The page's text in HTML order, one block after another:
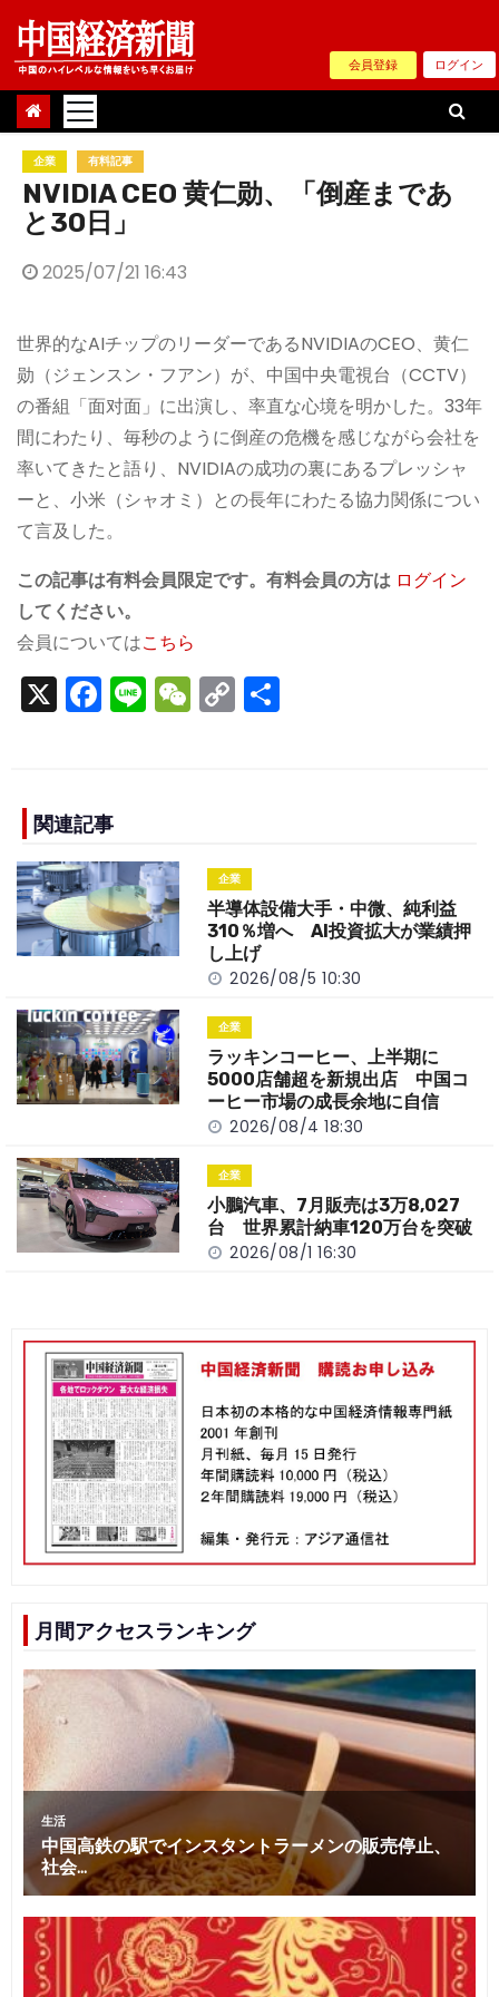
Skip
content
会員登録 ログイン
企業 有料記事
NVIDIA CEO 黄仁勋、「倒産まであ
と30日」
2025/07/21 16:43
世界的なAIチップのリーダーであるNVIDIAのCEO、黄仁
勋（ジェンスン・フアン）が、中国中央電視台（CCTV）
の番組「面对面」に出演し、率直な心境を明かした。33年
間にわたり、毎秒のように倒産の危機を感じながら会社を
率いてきたと語り、NVIDIAの成功の裏にあるプレッシャ
ーと、小米（シャオミ）との長年にわたる協力関係につい
て言及した。
この記事は有料会員限定です。有料会員の方は ログイン
してください。
会員についてはこちら
X F
a
e
b
o
o
k
Li
n
W
e
C
o
n
k
関連記事
企業
半導体設備大手・中微、純利益
310％増へ AI投資拡大が業績押
し上げ
2026/08/5 10:30
企業
ラッキンコーヒー、上半期に
5000店舗超を新規出店 中国コ
ーヒー市場の成長余地に自信
2026/08/4 18:30
企業
小鵬汽車、7月販売は3万8,027
台 世界累計納車120万台を突破
2026/08/1 16:30
月間アクセスランキング